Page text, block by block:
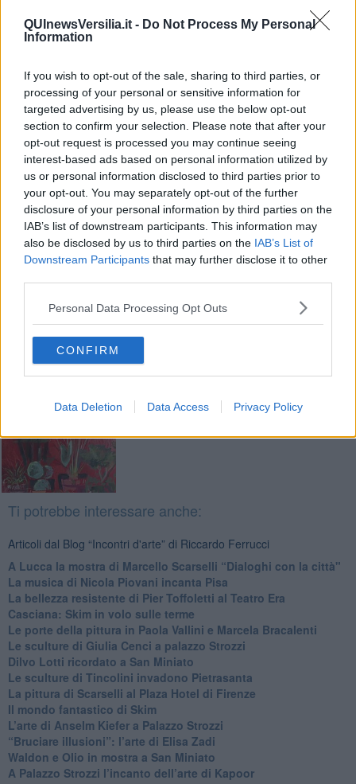
QUInewsVersilia.it - Do Not Process My Personal
Information
If you wish to opt-out of the sale, sharing to third parties, or
processing of your personal or sensitive information for
targeted advertising by us, please use the below opt-out
section to confirm your selection. Please note that after your
opt-out request is processed you may continue seeing
interest-based ads based on personal information utilized by
us or personal information disclosed to third parties prior to
your opt-out. You may separately opt-out of the further
disclosure of your personal information by third parties on the
IAB’s list of downstream participants. This information may
also be disclosed by us to third parties on the IAB’s List of
Downstream Participants that may further disclose it to other
Personal Data Processing Opt Outs
CONFIRM
Data Deletion Data Access Privacy Policy
pieni di colore e poesia diventano un modo per immaginare, con
lievità, il mondo esterno e dare vita ad un dialogo interiore, ricco di
di una casa, illuminando di sogni ed emozioni la nostra quotidianità.
Riccardo Ferrucci
Se vuoi leggere le notizie principali della Toscana iscriviti alla
Newsletter QUInews - ToscanaMedia. Arriva gratis tutti i giorni
alle 20:00 direttamente nella tua casella di posta.
Basta cliccareQUI
Ti potrebbe interessare anche:
Articoli dal Blog “Incontri d'arte” di Riccardo Ferrucci
A Lucca la mostra di Marcello Scarselli “Dialoghi con la città"
​La musica di Nicola Piovani incanta Pisa
​La bellezza resistente di Pier Toffoletti al Teatro Era
​Casciana: Skim in volo sulle terme
​Le porte della pittura in Paola Vallini e Marcela Bracalenti
​Le sculture di Giulia Cenci a palazzo Strozzi
​Dilvo Lotti ricordato a San Miniato
​Le sculture di Tincolini invadono Pietrasanta
La pittura di Scarselli al Plaza Hotel di Firenze
​Il mondo fantastico di Skim
​L’arte di Anselm Kiefer a Palazzo Strozzi
​“Bruciare illusioni”: l’arte di Elisa Zadi
​Waldon e Olio in mostra a San Miniato
​A Palazzo Strozzi l’incanto dell’arte di Kapoor